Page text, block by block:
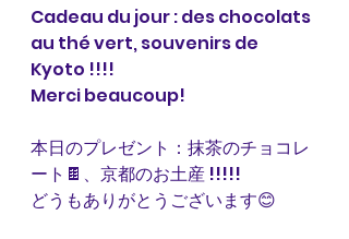
Cadeau du jour : des chocolats
au thé vert, souvenirs de
Kyoto !!!!
Merci beaucoup!
本日のプレゼント：抹茶のチョコレ
ート🍫、京都のお土産 !!!!!
どうもありがとうございます😊